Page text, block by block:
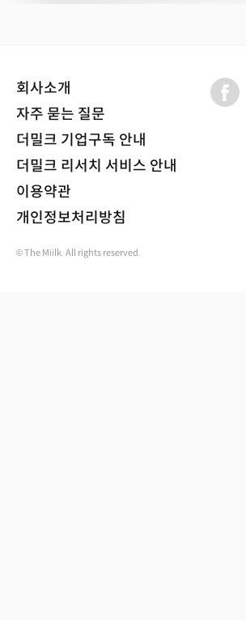
회사소개
자주 묻는 질문
더밀크 기업구독 안내
더밀크 리서치 서비스 안내
이용약관
개인정보처리방침
© The Miilk. All rights reserved.